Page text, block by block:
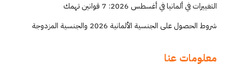
التغييرات في ألمانيا في أغسطس 2026: 7 قوانين تهمك
شروط الحصول على الجنسية الألمانية 2026 والجنسية المزدوجة
معلومات عنا